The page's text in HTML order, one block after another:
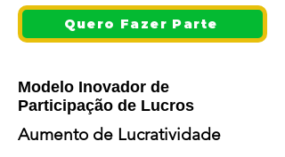
Quero Fazer Parte
Modelo Inovador de
Participação de Lucros
Aumento de Lucratividade